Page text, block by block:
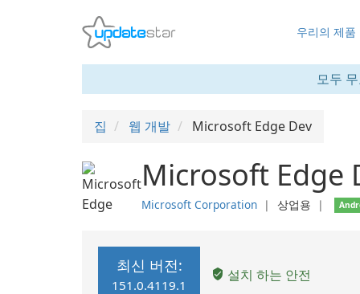
우리의 제품
모두
집 웹 개발 Microsoft Edge Dev
Microsoft Edge
Microsoft Corporation ❘ 상업용 ❘
최신 버전:
151.0.4119.1
설치 하는 안전